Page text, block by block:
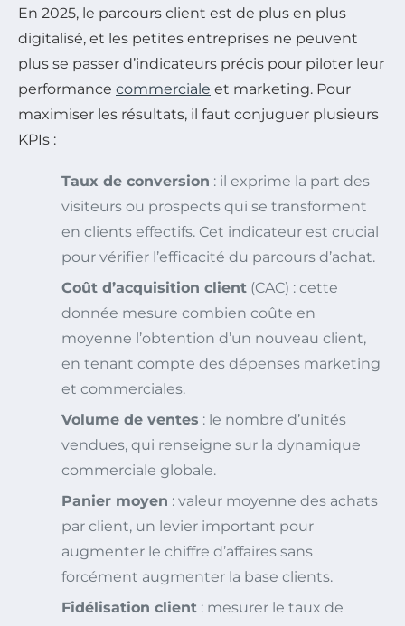
En 2025, le parcours client est de plus en plus
digitalisé, et les petites entreprises ne peuvent
plus se passer d’indicateurs précis pour piloter leur
performance commerciale et marketing. Pour
maximiser les résultats, il faut conjuguer plusieurs
KPIs :
Taux de conversion : il exprime la part des
visiteurs ou prospects qui se transforment
en clients effectifs. Cet indicateur est crucial
pour vérifier l’efficacité du parcours d’achat.
Coût d’acquisition client (CAC) : cette
donnée mesure combien coûte en
moyenne l’obtention d’un nouveau client,
en tenant compte des dépenses marketing
et commerciales.
Volume de ventes : le nombre d’unités
vendues, qui renseigne sur la dynamique
commerciale globale.
Panier moyen : valeur moyenne des achats
par client, un levier important pour
augmenter le chiffre d’affaires sans
forcément augmenter la base clients.
Fidélisation client : mesurer le taux de